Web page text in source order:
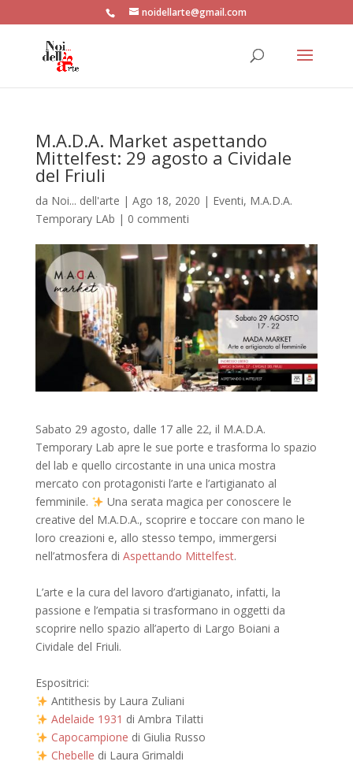
noidellarte@gmail.com
M.A.D.A. Market aspettando
Mittelfest: 29 agosto a Cividale
del Friuli
da Noi... dell'arte | Ago 18, 2020 | Eventi, M.A.D.A.
Temporary LAb | 0 commenti
Sabato 29 agosto, dalle 17 alle 22, il M.A.D.A.
Temporary Lab apre le sue porte e trasforma lo spazio
del lab e quello circostante in una unica mostra
mercato con protagonisti l’arte e l’artigianato al
femminile.
Una serata magica per conoscere le
creative del M.A.D.A., scoprire e toccare con mano le
loro creazioni e, allo stesso tempo, immergersi
nell’atmosfera di Aspettando Mittelfest.
L’arte e la cura del lavoro d’artigianato, infatti, la
passione e l’empatia si trasformano in oggetti da
scoprire nello spazio all’aperto di Largo Boiani a
Cividale del Friuli.
Espositrici:
Antithesis by Laura Zuliani
Adelaide 1931 di Ambra Tilatti
Capocampione di Giulia Russo
Chebelle di Laura Grimaldi